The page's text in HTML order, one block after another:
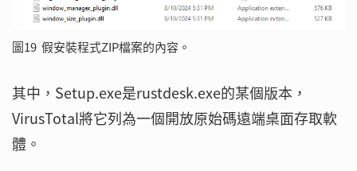
圖19 假安裝程式ZIP檔案的內容。
其中，Setup.exe是rustdesk.exe的某個版本，
VirusTotal將它列為一個開放原始碼遠端桌面存取軟
體。